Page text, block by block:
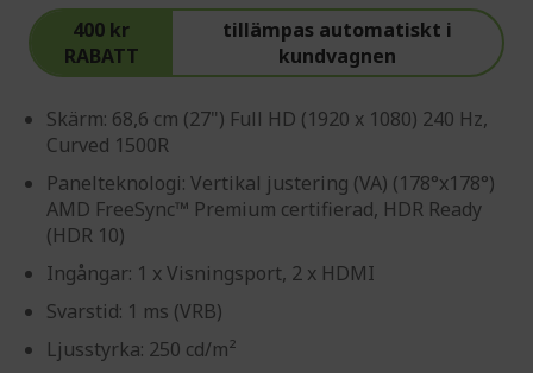
400 kr
RABATT
tillämpas automatiskt i
kundvagnen
Skärm: 68,6 cm (27") Full HD (1920 x 1080) 240 Hz,
Curved 1500R
Panelteknologi: Vertikal justering (VA) (178°x178°)
AMD FreeSync™ Premium certifierad, HDR Ready
(HDR 10)
Ingångar: 1 x Visningsport, 2 x HDMI
Svarstid: 1 ms (VRB)
Ljusstyrka: 250 cd/m²